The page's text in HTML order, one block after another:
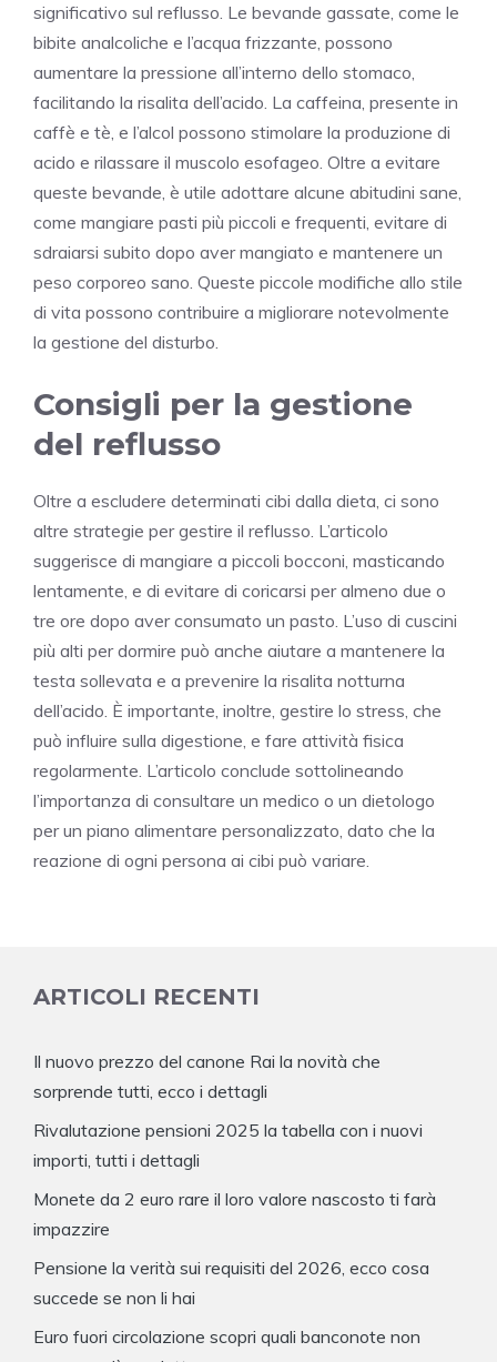
significativo sul reflusso. Le bevande gassate, come le
bibite analcoliche e l’acqua frizzante, possono
aumentare la pressione all’interno dello stomaco,
facilitando la risalita dell’acido. La caffeina, presente in
caffè e tè, e l’alcol possono stimolare la produzione di
acido e rilassare il muscolo esofageo. Oltre a evitare
queste bevande, è utile adottare alcune abitudini sane,
come mangiare pasti più piccoli e frequenti, evitare di
sdraiarsi subito dopo aver mangiato e mantenere un
peso corporeo sano. Queste piccole modifiche allo stile
di vita possono contribuire a migliorare notevolmente
la gestione del disturbo.
Consigli per la gestione
del reflusso
Oltre a escludere determinati cibi dalla dieta, ci sono
altre strategie per gestire il reflusso. L’articolo
suggerisce di mangiare a piccoli bocconi, masticando
lentamente, e di evitare di coricarsi per almeno due o
tre ore dopo aver consumato un pasto. L’uso di cuscini
più alti per dormire può anche aiutare a mantenere la
testa sollevata e a prevenire la risalita notturna
dell’acido. È importante, inoltre, gestire lo stress, che
può influire sulla digestione, e fare attività fisica
regolarmente. L’articolo conclude sottolineando
l’importanza di consultare un medico o un dietologo
per un piano alimentare personalizzato, dato che la
reazione di ogni persona ai cibi può variare.
ARTICOLI RECENTI
Il nuovo prezzo del canone Rai la novità che
sorprende tutti, ecco i dettagli
Rivalutazione pensioni 2025 la tabella con i nuovi
importi, tutti i dettagli
Monete da 2 euro rare il loro valore nascosto ti farà
impazzire
Pensione la verità sui requisiti del 2026, ecco cosa
succede se non li hai
Euro fuori circolazione scopri quali banconote non